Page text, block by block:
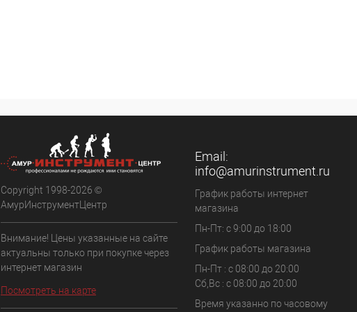
Copyright 1998-2026 ©
АмурИнструментЦентр
Внимание! Цены указанные на сайте
актуальны только при покупке через
интернет магазин
Посмотреть на карте
Email:
info@amurinstrument.ru
График работы интернет
магазина
Пн-Пт: с 9:00 до 18:00
График работы магазина
Пн-Пт : с 08:00 до 20:00
Сб,Вс : с 08:00 до 20:00
Время указанно по часовому